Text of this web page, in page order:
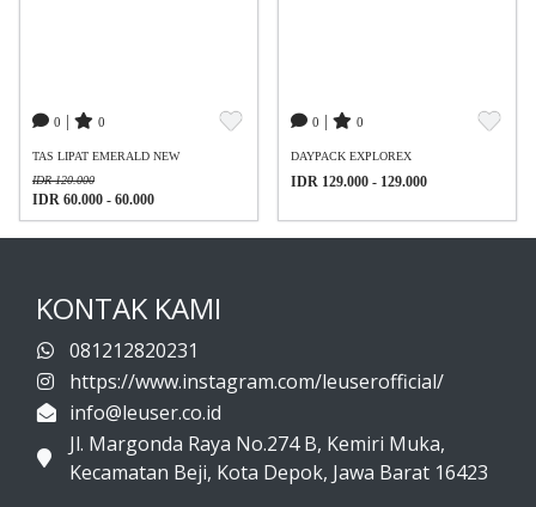
0 0
TAS LIPAT EMERALD NEW
IDR 120.000
IDR 60.000 - 60.000
0 0
DAYPACK EXPLOREX
IDR 129.000 - 129.000
KONTAK KAMI
081212820231
https://www.instagram.com/leuserofficial/
info@leuser.co.id
Jl. Margonda Raya No.274 B, Kemiri Muka,
Kecamatan Beji, Kota Depok, Jawa Barat 16423